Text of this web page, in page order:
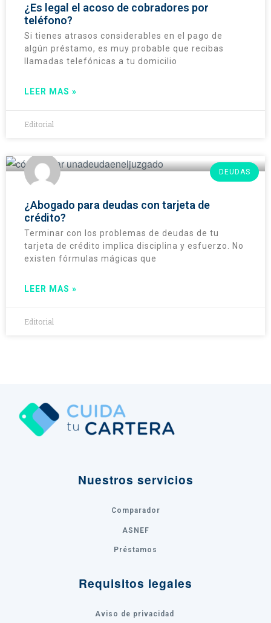
¿Es legal el acoso de cobradores por
teléfono?
Si tienes atrasos considerables en el pago de
algún préstamo, es muy probable que recibas
llamadas telefónicas a tu domicilio
LEER MAS »
Editorial
DEUDAS
¿Abogado para deudas con tarjeta de
crédito?
Terminar con los problemas de deudas de tu
tarjeta de crédito implica disciplina y esfuerzo. No
existen fórmulas mágicas que
LEER MAS »
Editorial
Nuestros servicios
Comparador
ASNEF
Préstamos
Requisitos legales
Aviso de privacidad